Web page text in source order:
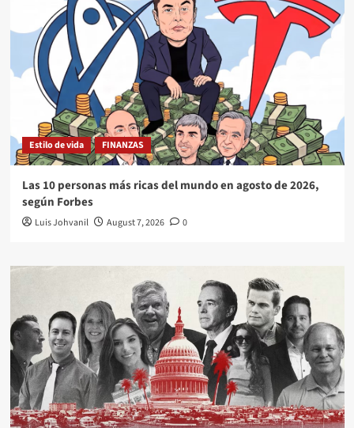
Estilo de vida FINANZAS
Las 10 personas más ricas del mundo en agosto de 2026,
según Forbes
Luis Johvanil August 7, 2026 0